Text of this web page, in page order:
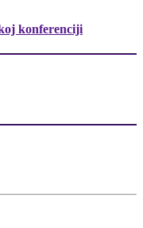
konferenciji